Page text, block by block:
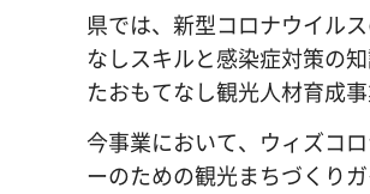
県では、新型コロナウイル
なしスキルと感染症対策の
たおもてなし観光人材育成
今事業において、ウィズコ
ーのための観光まちづくり